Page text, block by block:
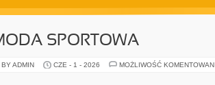
SPORTOWA
ADMIN CZE - 1 - 2026 MOŻLIWOŚĆ